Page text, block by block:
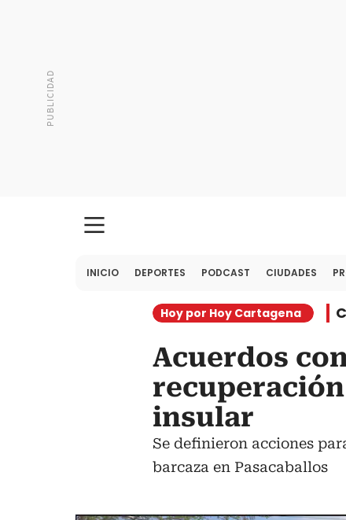
INICIO DEPORTES PODCAST CIUDADES
Hoy por Hoy Cartagena
Acuerdos
insular
Se definieron acciones
barcaza en Pasacaballos